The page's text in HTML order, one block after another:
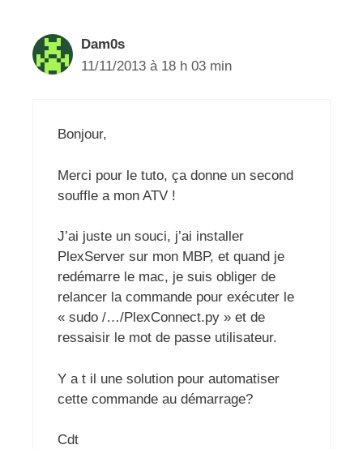
Dam0s
11/11/2013 à 18 h 03 min
Bonjour,
Merci pour le tuto, ça donne un second
souffle a mon ATV !
J’ai juste un souci, j’ai installer
PlexServer sur mon MBP, et quand je
redémarre le mac, je suis obliger de
relancer la commande pour exécuter le
« sudo /…/PlexConnect.py » et de
ressaisir le mot de passe utilisateur.
Y a t il une solution pour automatiser
cette commande au démarrage?
Cdt